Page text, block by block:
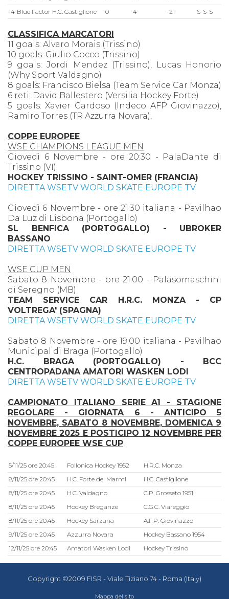
14 Blue Factor H.C. Castiglione 0 4 -21 S-S-S
CLASSIFICA MARCATORI
11 goals: Alvaro Morais (Trissino)
10 goals: Giulio Cocco (Trissino)
9 goals: Jordi Mendez (Trissino), Lucas Honorio
(Why Sport Valdagno)
8 goals: Francisco Bielsa (Team Service Car Monza)
6 reti: David Ballestero (Versilia Hockey Forte)
5 goals: Xavier Cardoso (Indeco AFP Giovinazzo),
Ramiro Torres (TR Azzurra Novara),
COPPE EUROPEE
WSE CHAMPIONS LEAGUE MEN
Giovedì 6 Novembre - ore 20:30 - PalaDante di
Trissino (VI)
HOCKEY TRISSINO - SAINT-OMER (FRANCIA)
DIRETTA WSETV WORLD SKATE EUROPE TV
Giovedì 6 Novembre - ore 21:30 italiana - Pavilhao
Da Luz di Lisbona (Portogallo)
SL BENFICA (PORTOGALLO) - UBROKER
BASSANO
DIRETTA WSETV WORLD SKATE EUROPE TV
WSE CUP MEN
Sabato 8 Novembre - ore 21:00 - Palasomaschini
di Seregno (MB)
TEAM SERVICE CAR H.R.C. MONZA - CP
VOLTREGA' (SPAGNA)
DIRETTA WSETV WORLD SKATE EUROPE TV
Sabato 8 Novembre - ore 19:00 italiana - Pavilhao
Municipal di Braga (Portogallo)
H.C. BRAGA (PORTOGALLO) - BCC
CENTROPADANA AMATORI WASKEN LODI
DIRETTA WSETV WORLD SKATE EUROPE TV
CAMPIONATO ITALIANO SERIE A1 - STAGIONE
REGOLARE - GIORNATA 6 - ANTICIPO 5
NOVEMBRE, SABATO 8 NOVEMBRE, DOMENICA 9
NOVEMBRE 2025 E POSTICIPO 12 NOVEMBRE PER
COPPE EUROPEE WSE CUP
5/11/25 ore 20:45 Follonica Hockey 1952
H.R.C. Monza
8/11/25 ore 20:45
H.C. Forte dei Marmi
H.C. Castiglione
8/11/25 ore 20:45
H.C. Valdagno
C.P. Grosseto 1951
8/11/25 ore 20:45
Hockey Breganze
C.G.C. Viareggio
8/11/25 ore 20:45
Hockey Sarzana
A.F.P. Giovinazzo
9/11/25 ore 20:45
Azzurra Novara
Hockey Bassano 1954
12/11/25 ore 20:45
Amatori Wasken Lodi Hockey Trissino
Copyright ©2009 FISR - Viale Tiziano 74 - Roma (Italy)
Mappa del sito